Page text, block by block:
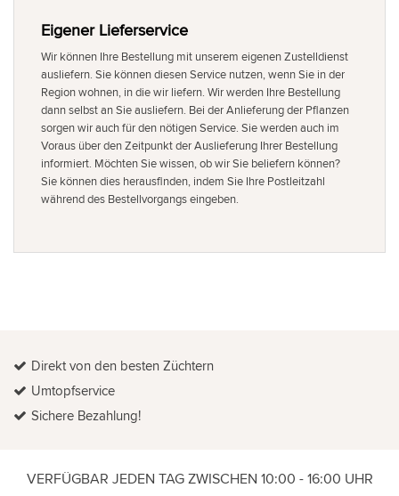
Eigener Lieferservice
Wir können Ihre Bestellung mit unserem eigenen Zustelldienst
ausliefern. Sie können diesen Service nutzen, wenn Sie in der
Region wohnen, in die wir liefern. Wir werden Ihre Bestellung
dann selbst an Sie ausliefern. Bei der Anlieferung der Pflanzen
sorgen wir auch für den nötigen Service. Sie werden auch im
Voraus über den Zeitpunkt der Auslieferung Ihrer Bestellung
informiert. Möchten Sie wissen, ob wir Sie beliefern können?
Sie können dies herausfinden, indem Sie Ihre Postleitzahl
während des Bestellvorgangs eingeben.
Direkt von den besten Züchtern
Umtopfservice
Sichere Bezahlung!
VERFÜGBAR JEDEN TAG ZWISCHEN 10:00 - 16:00 UHR